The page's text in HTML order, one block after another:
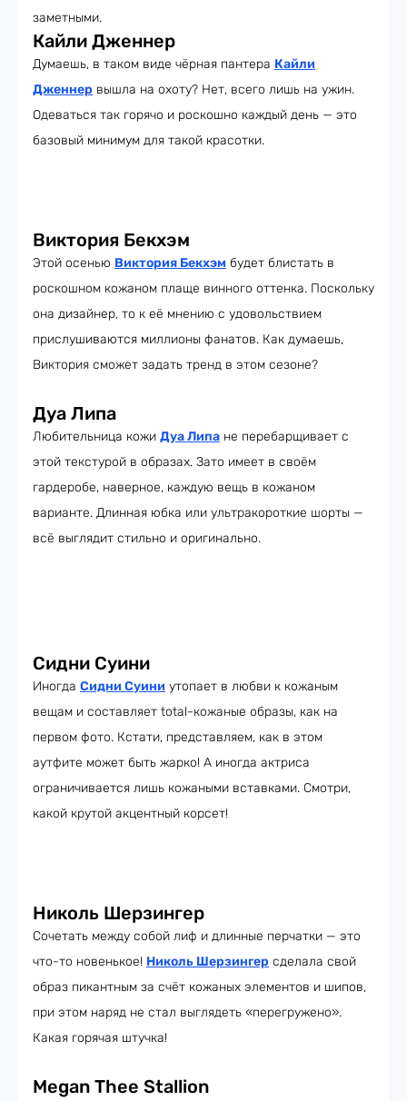
заметными.
Кайли Дженнер
Думаешь, в таком виде чёрная пантера Кайли
Дженнер вышла на охоту? Нет, всего лишь на ужин.
Одеваться так горячо и роскошно каждый день — это
базовый минимум для такой красотки.
Виктория Бекхэм
Этой осенью Виктория Бекхэм будет блистать в
роскошном кожаном плаще винного оттенка. Поскольку
она дизайнер, то к её мнению с удовольствием
прислушиваются миллионы фанатов. Как думаешь,
Виктория сможет задать тренд в этом сезоне?
Дуа Липа
Любительница кожи Дуа Липа не перебарщивает с
этой текстурой в образах. Зато имеет в своём
гардеробе, наверное, каждую вещь в кожаном
варианте. Длинная юбка или ультракороткие шорты —
всё выглядит стильно и оригинально.
Сидни Суини
Иногда Сидни Суини утопает в любви к кожаным
вещам и составляет total-кожаные образы, как на
первом фото. Кстати, представляем, как в этом
аутфите может быть жарко! А иногда актриса
ограничивается лишь кожаными вставками. Смотри,
какой крутой акцентный корсет!
Николь Шерзингер
Сочетать между собой лиф и длинные перчатки — это
что-то новенькое! Николь Шерзингер сделала свой
образ пикантным за счёт кожаных элементов и шипов,
при этом наряд не стал выглядеть «перегружено».
Какая горячая штучка!
Megan Thee Stallion